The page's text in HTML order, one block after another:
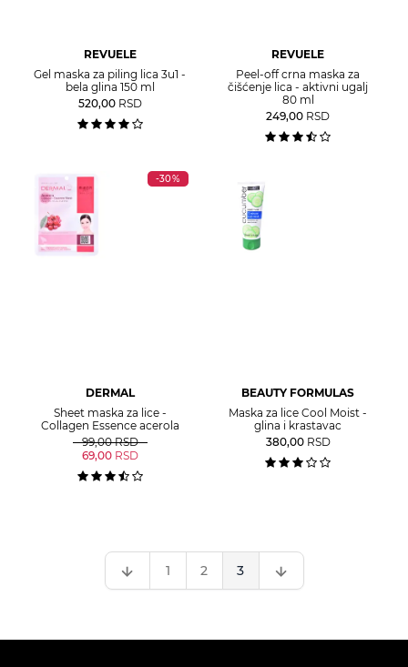
REVUELE
Gel maska za piling lica 3u1 -
bela glina 150 ml
520,00 RSD
REVUELE
Peel-off crna maska za
čišćenje lica - aktivni ugalj
80 ml
249,00 RSD
-30%
DERMAL
Sheet maska za lice -
Collagen Essence acerola
99,00 RSD
69,00 RSD
BEAUTY FORMULAS
Maska za lice Cool Moist -
glina i krastavac
380,00 RSD
1 2 3